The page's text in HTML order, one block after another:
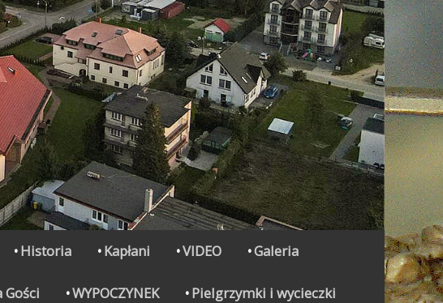
Historia Kapłani VIDEO Galeria
Gości WYPOCZYNEK Pielgrzymki i wycieczki